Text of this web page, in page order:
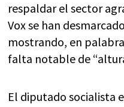
respaldar el sector
Vox se han
mostrando, en
falta notable de
El diputado socialista